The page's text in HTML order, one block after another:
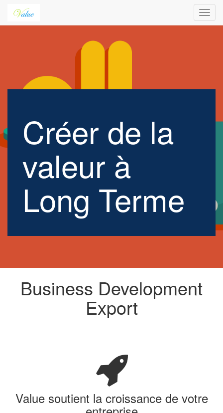
Créer de la
valeur à
Long Terme
Business Development
Export
Value soutient la croissance de votre